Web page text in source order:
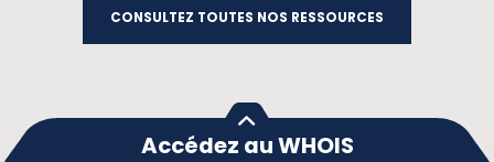
CONSULTEZ TOUTES NOS RESSOURCES
Accédez au WHOIS